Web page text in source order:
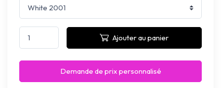
Ajouter au panier
Demande de prix personnalisé